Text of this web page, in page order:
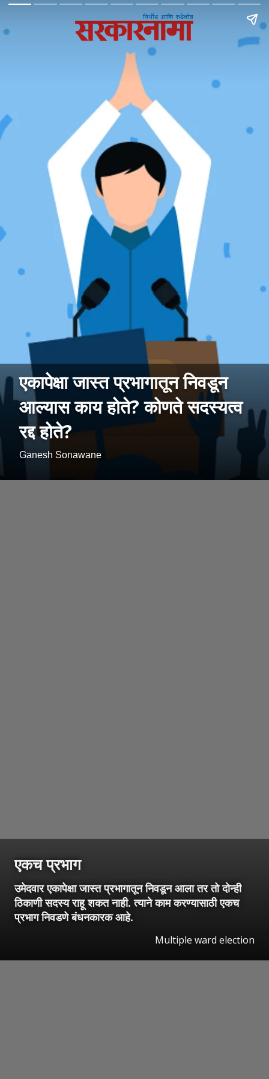
एकापेक्षा जास्त प्रभागातून निवडून
आल्यास काय होते? कोणते सदस्यत्व
रद्द होते?
Ganesh Sonawane
एकच प्रभाग
उमेदवार एकापेक्षा जास्त प्रभागातून निवडून आला तर तो दोन्ही
ठिकाणी सदस्य राहू शकत नाही. त्याने काम करण्यासाठी एकच
प्रभाग निवडणे बंधनकारक आहे.
Multiple ward election